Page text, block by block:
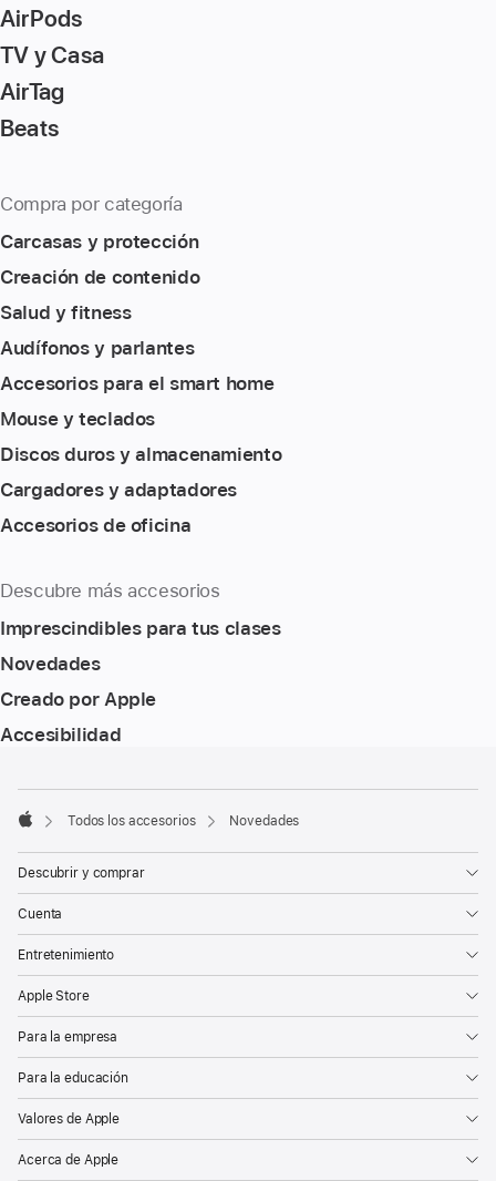
AirPods
TV y Casa
AirTag
Beats
Compra por categoría
Carcasas y protección
Creación de contenido
Salud y fitness
Audífonos y parlantes
Accesorios para el smart home
Mouse y teclados
Discos duros y almacenamiento
Cargadores y adaptadores
Accesorios de oficina
Descubre más accesorios
Imprescindibles para tus clases
Novedades
Creado por Apple
Accesibilidad
a
pie
de
página
a
pie
de
página
Todos los accesorios Novedades
Descubrir y comprar
Cuenta
Entretenimiento
Apple Store
Para la empresa
Para la educación
Valores de Apple
Acerca de Apple